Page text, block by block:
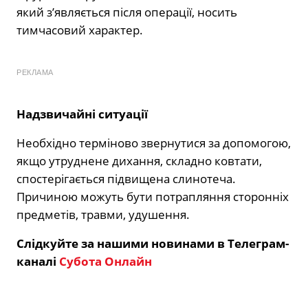
який з’являється після операції, носить
тимчасовий характер.
РЕКЛАМА
Надзвичайні ситуації
Необхідно терміново звернутися за допомогою,
якщо утруднене дихання, складно ковтати,
спостерігається підвищена слинотеча.
Причиною можуть бути потрапляння сторонніх
предметів, травми, удушення.
Слідкуйте за нашими новинами в Телеграм-
каналі Субота Онлайн